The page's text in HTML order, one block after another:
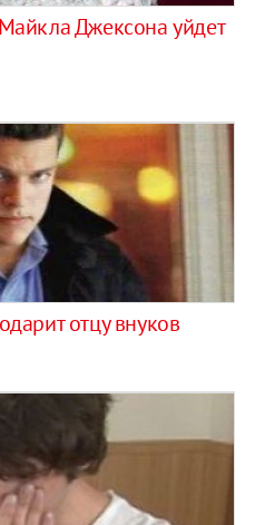
Джексона уйдет
отцу внуков